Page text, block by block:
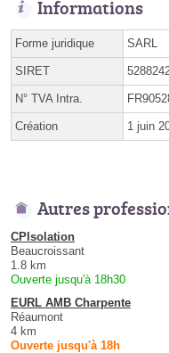
Informations
Forme juridique SARL
SIRET
N° TVA Intra.
Création 1 juin
Autres
CPIsolation
Beaucroissant
1.8 km
Ouverte jusqu'à 18h30
EURL AMB Charpente
Réaumont
4 km
Ouverte jusqu'à 18h